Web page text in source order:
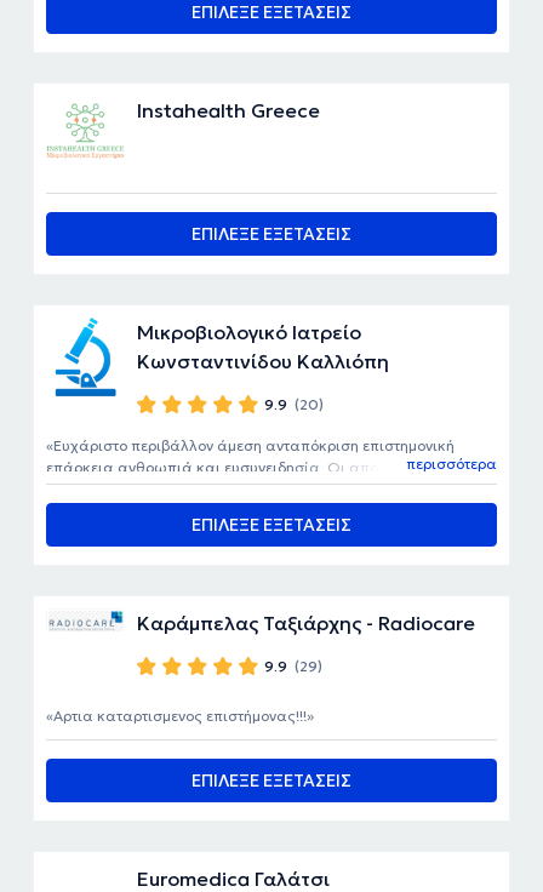
ΕΠΙΛΕΞΕ ΕΞΕΤΑΣΕΙΣ
Instahealth Greece
ΕΠΙΛΕΞΕ ΕΞΕΤΑΣΕΙΣ
Μικροβιολογικό Ιατρείο
Κωνσταντινίδου Καλλιόπη
9.9 (20)
ΕΠΙΛΕΞΕ ΕΞΕΤΑΣΕΙΣ
Ευχάριστο περιβάλλον άμεση ανταπόκριση επιστημονική
επάρκεια ανθρωπιά και ευσυνειδησία. Οι απαραίτητες
προϋποθέσεις για μια αιματολογική εξέταση χωρίς στρες . Να
επιλέγετε το συγκεκριμένο διαγνωστικό κέντρο. Ξέρουν τι
περισσότερα
Καράμπελας Ταξιάρχης - Radiocare
9.9 (29)
ΕΠΙΛΕΞΕ ΕΞΕΤΑΣΕΙΣ
Αρτια καταρτισμενος επιστήμονας!!!
Euromedica Γαλάτσι